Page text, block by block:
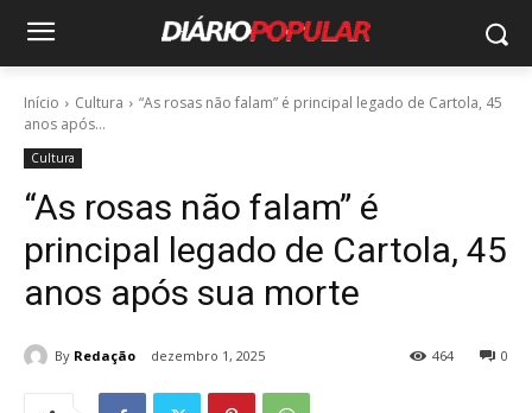
Início Cultura
“As rosas não falam” é principal legado de Cartola, 45
anos após...
Cultura
“As rosas não falam” é
principal legado de Cartola, 45
anos após sua morte
By Redação dezembro 1, 2025 0
464